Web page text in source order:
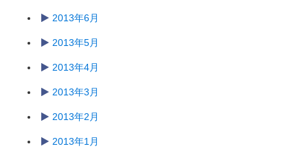
2013年6月
2013年5月
2013年4月
2013年3月
2013年2月
2013年1月